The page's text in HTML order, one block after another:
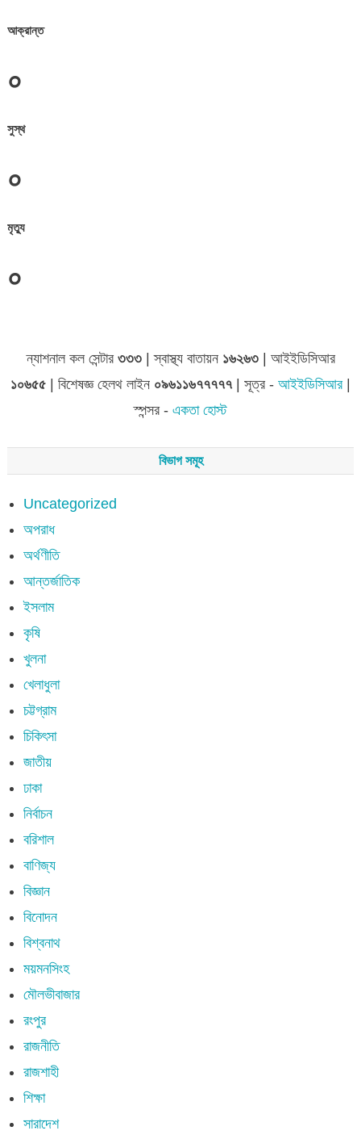
আক্রান্ত
০
সুস্থ
০
মৃত্যু
০
ন্যাশনাল কল সেন্টার ৩৩৩| স্বাস্থ্য বাতায়ন ১৬২৬৩| আইইডিসিআর
১০৬৫৫ | বিশেষজ্ঞ হেলথ লাইন ০৯৬১১৬৭৭৭৭৭| সূত্র - আইইডিসিআর|
স্পন্সর - একতা হোস্ট
বিভাগ সমূহ
Uncategorized
অপরাধ
অর্থণীতি
আন্তর্জাতিক
ইসলাম
কৃষি
খুলনা
খেলাধুলা
চট্টগ্রাম
চিকিৎসা
জাতীয়
ঢাকা
নির্বাচন
বরিশাল
বাণিজ্য
বিজ্ঞান
বিনোদন
বিশ্বনাথ
ময়মনসিংহ
মৌলভীবাজার
রংপুর
রাজনীতি
রাজশাহী
শিক্ষা
সারাদেশ